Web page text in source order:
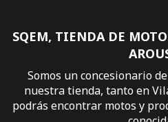
SQEM, TIENDA DE
Somos un concesionario
nuestra tienda, tanto en
podrás encontrar motos y